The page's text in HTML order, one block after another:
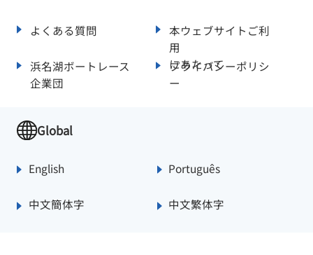
よくある質問
本ウェブサイトご利
用
にあたって
浜名湖ボートレース
企業団
プライバシーポリシ
ー
Global
English Português
中文簡体字 中文繁体字